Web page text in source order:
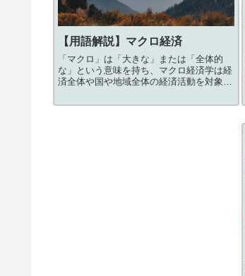
【用語解説】 マクロ経済
「マクロ」は「大きな」または「全体的
な」という意味を持ち、マクロ経済学は経
済全体や国や地域全体の経済活動を対象と